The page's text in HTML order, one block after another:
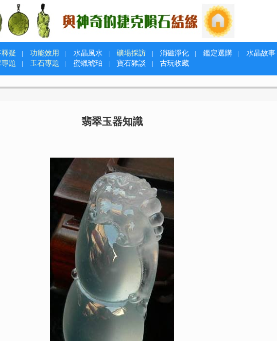
釋疑 | 功能效用 | 水晶風水 | 礦場採訪 | 消磁淨化 | 鑑定選購 | 水晶故事
題 | 玉石專題 | 蜜蠟琥珀 | 寶石雜談 | 古玩收藏
翡翠玉器知識